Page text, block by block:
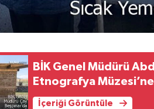
BİK Genel Müdürü
Etnografya
İçeriği Görüntüle